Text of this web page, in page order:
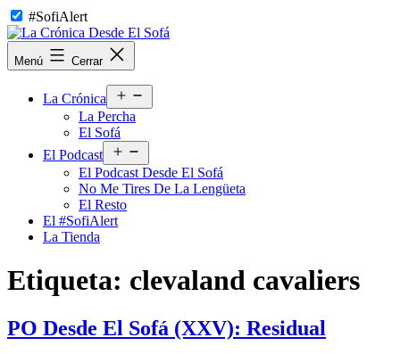
Saltar
al
contenido
#SofiAlert
La
Crónica
Menú Cerrar
La Crónica
el
La Percha
El Sofá
El Podcast
el
menú
El Podcast Desde El Sofá
No Me Tires De La Lengüeta
El Resto
El #SofiAlert
La Tienda
Etiqueta: clevaland cavaliers
PO Desde El Sofá (XXV): Residual